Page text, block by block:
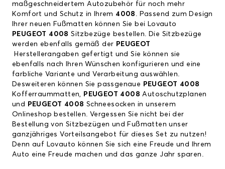
maßgeschneidertem Autozubehör für noch mehr
Komfort und Schutz in Ihrem 4008 . Passend zum Design
Ihrer neuen Fußmatten können Sie bei Lovauto
PEUGEOT 4008Sitzbezüge bestellen. Die Sitzbezüge
werden ebenfalls gemäß der PEUGEOT
Herstellerangaben gefertigt und Sie können sie
ebenfalls nach Ihren Wünschen konfigurieren und eine
farbliche Variante und Verarbeitung auswählen.
Desweiteren können Sie passgenaue PEUGEOT 4008
Kofferraummatten, PEUGEOT 4008Autoschutzplanen
und
PEUGEOT 4008 Schneesocken in unserem
Onlineshop bestellen. Vergessen Sie nicht bei der
Bestellung von Sitzbezügen und Fußmatten unser
ganzjähriges Vorteilsangebot für dieses Set zu nutzen!
Denn auf Lovauto können Sie sich eine Freude und Ihrem
Auto eine Freude machen und das ganze Jahr sparen.